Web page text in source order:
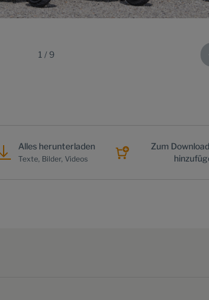
1 / 9
Alles herunterladen
Texte, Bilder, Videos
Zum